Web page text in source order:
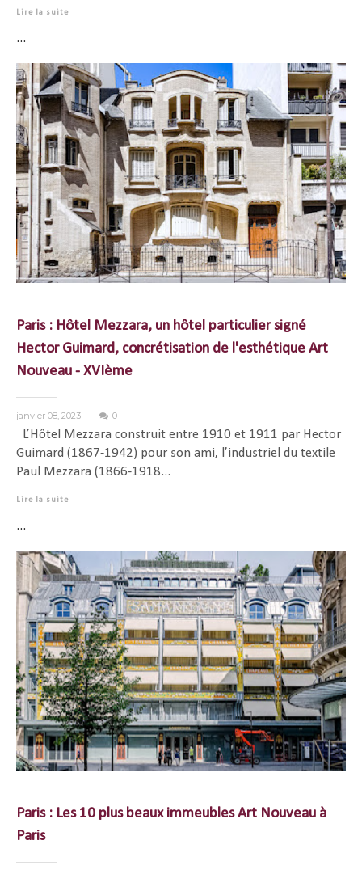
Lire la suite
...
Paris : Hôtel Mezzara, un hôtel particulier signé
Hector Guimard, concrétisation de l'esthétique Art
Nouveau - XVIème
janvier 08, 2023 0
L’Hôtel Mezzara construit entre 1910 et 1911 par Hector
Guimard (1867-1942) pour son ami, l’industriel du textile
Paul Mezzara (1866-1918...
Lire la suite
...
Paris : Les 10 plus beaux immeubles Art Nouveau à
Paris